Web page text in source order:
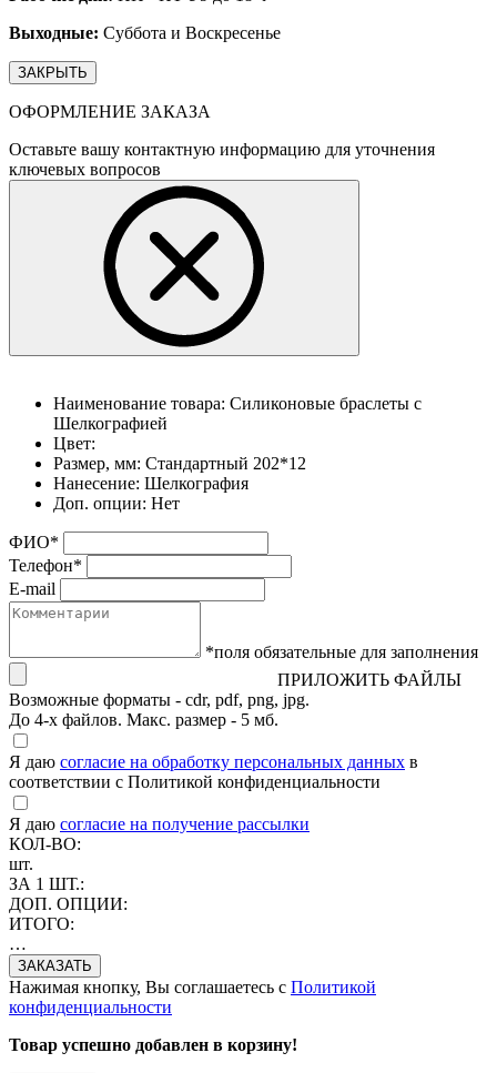
Выходные: Суббота и Воскресенье
ЗАКРЫТЬ
ОФОРМЛЕНИЕ ЗАКАЗА
Оставьте вашу контактную информацию для уточнения
ключевых вопросов
Наименование товара: Силиконовые браслеты с
Шелкографией
Цвет:
Размер, мм: Стандартный 202*12
Нанесение: Шелкография
Доп. опции: Нет
ФИО*
Телефон*
E-mail
*поля обязательные для заполнения
ПРИЛОЖИТЬ ФАЙЛЫ
Возможные форматы - cdr, pdf, png, jpg.
До 4-х файлов. Макс. размер - 5 мб.
Я даю согласие на обработку персональных данных в
соответствии с Политикой конфиденциальности
Я даю согласие на получение рассылки
КОЛ-ВО:
шт.
ЗА 1 ШТ.:
ДОП. ОПЦИИ:
ИТОГО:
…
Нажимая кнопку, Вы соглашаетесь с Политикой
конфиденциальности
Товар успешно добавлен в корзину!